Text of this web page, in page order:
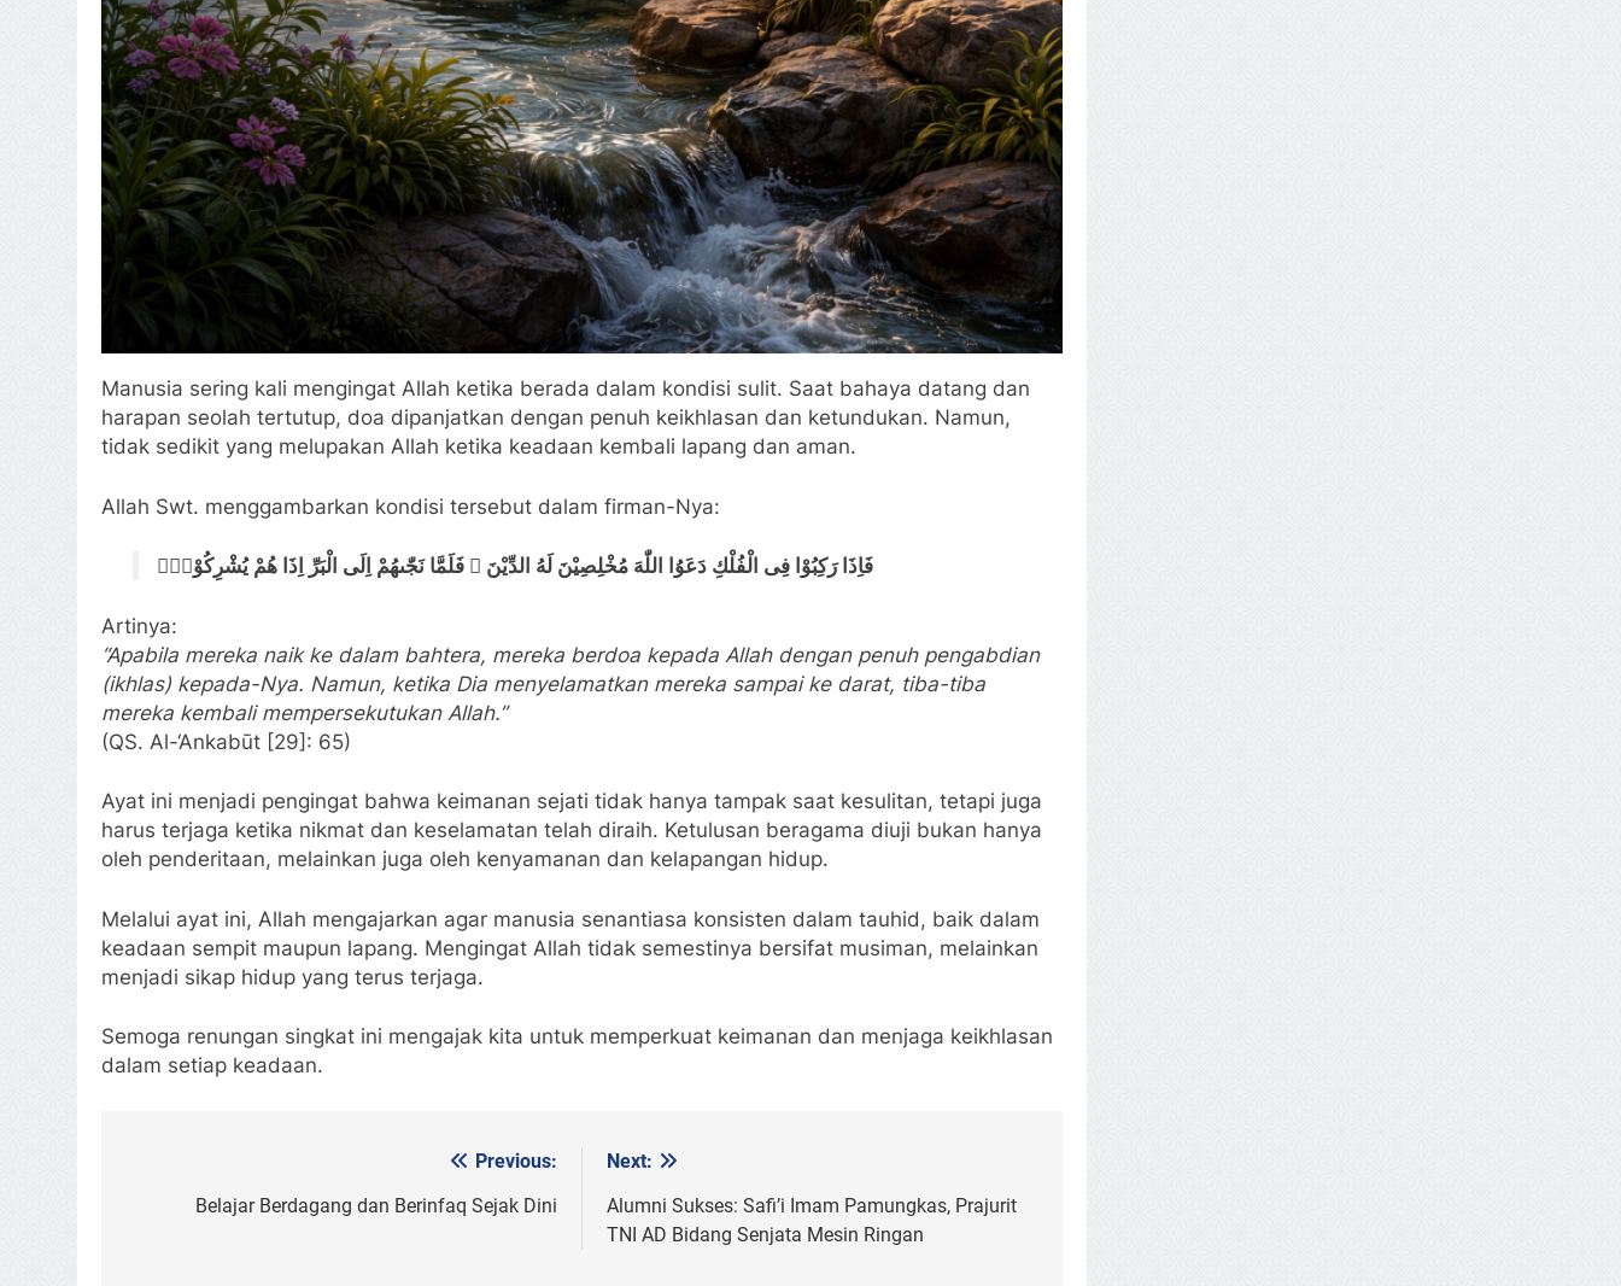
Manusia sering kali mengingat Allah ketika berada dalam kondisi sulit. Saat bahaya datang dan
harapan seolah tertutup, doa dipanjatkan dengan penuh keikhlasan dan ketundukan. Namun,
tidak sedikit yang melupakan Allah ketika keadaan kembali lapang dan aman.
Allah Swt. menggambarkan kondisi tersebut dalam firman-Nya:
فَاِذَا رَكِبُوْا فِى الْفُلْكِ دَعَوُا اللّٰهَ مُخْلِصِيْنَ لَهُ الدِّيْنَ ۚ فَلَمَّا نَجّٰىهُمْ اِلَى الْبَرِّ اِذَا هُمْ يُشْرِكُوْنَۙ
Artinya:
“Apabila mereka naik ke dalam bahtera, mereka berdoa kepada Allah dengan penuh pengabdian
(ikhlas) kepada-Nya. Namun, ketika Dia menyelamatkan mereka sampai ke darat, tiba-tiba
mereka kembali mempersekutukan Allah.”
(QS. Al-‘Ankabūt [29]: 65)
Ayat ini menjadi pengingat bahwa keimanan sejati tidak hanya tampak saat kesulitan, tetapi juga
harus terjaga ketika nikmat dan keselamatan telah diraih. Ketulusan beragama diuji bukan hanya
oleh penderitaan, melainkan juga oleh kenyamanan dan kelapangan hidup.
Melalui ayat ini, Allah mengajarkan agar manusia senantiasa konsisten dalam tauhid, baik dalam
keadaan sempit maupun lapang. Mengingat Allah tidak semestinya bersifat musiman, melainkan
menjadi sikap hidup yang terus terjaga.
Semoga renungan singkat ini mengajak kita untuk memperkuat keimanan dan menjaga keikhlasan
dalam setiap keadaan.
navigation
Previous:
Belajar Berdagang dan Berinfaq Sejak Dini
Next:
Alumni Sukses: Safi’i Imam Pamungkas, Prajurit
TNI AD Bidang Senjata Mesin Ringan